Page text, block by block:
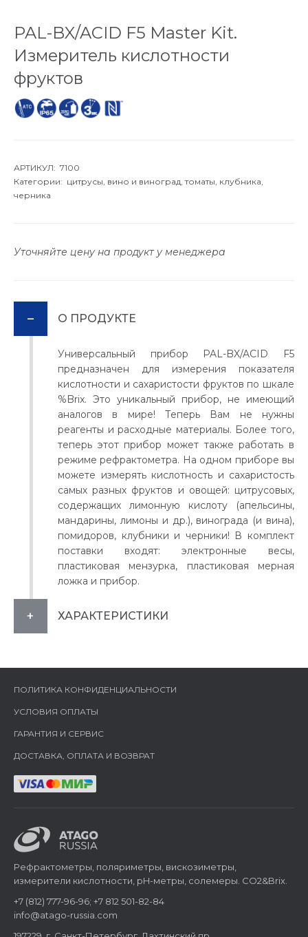
PAL-BX/ACID F5 Master Kit.
Измеритель кислотности
фруктов
АРТИКУЛ: 7100
Категории: цитрусы, вино и виноград,томаты, клубника,
черника
Уточняйте цену на продукт у менеджера
О ПРОДУКТЕ
Универсальный прибор PAL-BX/ACID F5
предназначен для измерения показателя
кислотности и сахаристости фруктов по шкале
%Brix. Это уникальный прибор, не имеющий
аналогов в мире! Теперь Вам не нужны
реагенты и расходные материалы. Более того,
теперь этот прибор может также работать в
режиме рефрактометра. На одном приборе вы
можете измерять кислотность и сахаристость
самых разных фруктов и овощей: цитрусовых,
содержащих лимонную кислоту (апельсины,
мандарины, лимоны и др.), винограда (и вина),
помидоров, клубники и черники! В комплект
поставки входят: электронные весы,
пластиковая мензурка, пластиковая мерная
ложка и прибор.
ХАРАКТЕРИСТИКИ
ПОЛИТИКА КОНФИДЕНЦИАЛЬНОСТИ
УСЛОВИЯ ОПЛАТЫ
ГАРАНТИЯ И СЕРВИС
ДОСТАВКА, ОПЛАТА И ВОЗВРАТ
Рефрактометры, поляриметры, вискозиметры,
измерители кислотности, pH-метры, солемеры. CO2&Brix.
+7 (812) 777-96-96; +7 812 501-82-84
info@atago-russia.com